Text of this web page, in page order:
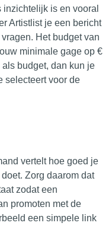
is en vooral
Artistlist je een bericht
Het budget van
minimale gage op €
budget, dan kun je
selecteert voor de
vertelt hoe goed je
Zorg daarom dat
zodat een
promoten met de
een simpele link